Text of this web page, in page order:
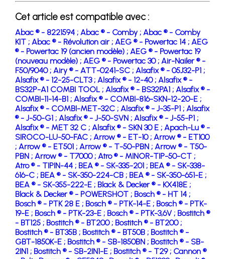
Cet article est compatible avec :
Abac ® - 8221594 ; Abac ® - Comby ; Abac ® - Comby
KIT ; Abac ® - Révolution air ; AEG ® - Powertac 14 ; AEG
® - Powertac 19 (ancien modèle) ; AEG ® - Powertac 19
(nouveau modèle) ; AEG ® - Powertac 30 ; Air-Nailer ® -
F50/9040 ; Airy ® - ATT-0241-SC ; Alsafix ® - 05J32-P1 ;
Alsafix ® - 12-25-CLT3 ; Alsafix ® - 12-40 ; Alsafix ® -
BS32P-A1 COMBI TOOL ; Alsafix ® - BS32PA1 ; Alsafix ® -
COMBI-11-14-B1 ; Alsafix ® - COMBI-816-SKN-12-20-E ;
Alsafix ® - COMBI-MET-32C ; Alsafix ® - J-35-P1 ; Alsafix
® - J-50-G1 ; Alsafix ® - J-50-SVN ; Alsafix ® - J-55-P1 ;
Alsafix ® - MET 32 C ; Alsafix ® - SKN 30 E ; Apach-Lu ® -
SIROCO-LU-50-FAC ; Arrow ® - ET-10 ; Arrow ® - ET100
; Arrow ® - ET501 ; Arrow ® - T-50-PBN ; Arrow ® - T50-
PBN ; Arrow ® - T7000 ; Atro ® - MINOR-TIP-50-CT ;
Atro ® - TIPIN-44 ; BEA ® - SK-335-201 ; BEA ® - SK-338-
616-C ; BEA ® - SK-350-224-CB ; BEA ® - SK-350-651-E ;
BEA ® - SK-355-222-E ; Black & Decker ® - KX418E ;
Black & Decker ® - POWERSHOT ; Bosch ® - HT 14 ;
Bosch ® - PTK 28 E ; Bosch ® - PTK-14-E ; Bosch ® - PTK-
19-E ; Bosch ® - PTK-23-E ; Bosch ® - PTK-3,6V ; Bostitch ®
- BT125 ; Bostitch ® - BT200 ; Bostitch ® - BT200 ;
Bostitch ® - BT35B ; Bostitch ® - BT50B ; Bostitch ® -
GBT-1850K-E ; Bostitch ® - SB-1850BN ; Bostitch ® - SB-
2IN1 ; Bostitch ® - SB-2IN1-E ; Bostitch ® - T29 ; Cannon ®